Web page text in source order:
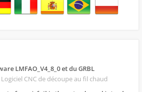
LMFAO_V4_8_0 et du GRBL
CNC de découpe au fil chaud